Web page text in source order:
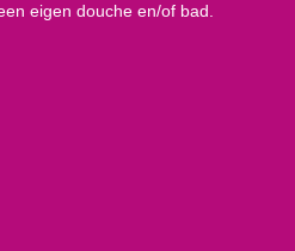
eigen douche en/of bad.